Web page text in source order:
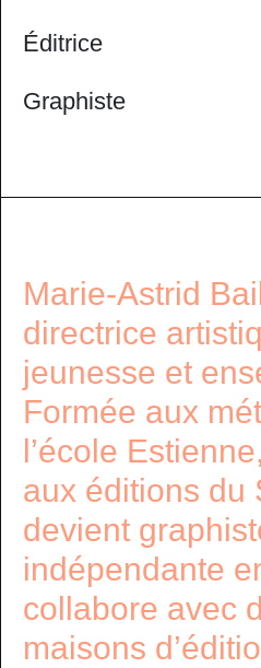
Éditrice
Graphiste
Marie-Astrid
directrice
jeunesse et
Formée aux
l’école
aux éditions du
devient
indépendante
collabore avec
maisons